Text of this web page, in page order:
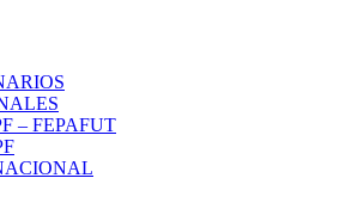
– FEPAFUT